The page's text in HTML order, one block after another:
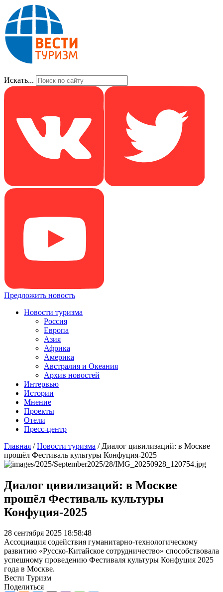
Искать...
Предложить новость
Новости туризма
Россия
Европа
Азия
Африка
Америка
Австралия и Океания
Архив новостей
Интервью
Истории
Мнение
Проекты
Отели
Пресс-центр
Главная /Новости туризма / Диалог цивилизаций: в Москве
прошёл Фестиваль культуры Конфуция-2025
Диалог цивилизаций: в Москве
прошёл Фестиваль культуры
Конфуция-2025
28 сентября 2025 18:58:48
Ассоциация содействия гуманитарно-технологическому
развитию «Русско-Китайское сотрудничество» способствовала
успешному проведению Фестиваля культуры Конфуция 2025
года в Москве.
Вести Туризм
Поделиться